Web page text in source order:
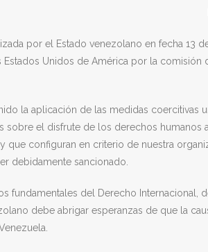
por el Estado venezolano en fecha 13
Unidos de América por la comisión
la aplicación de las medidas coercitivas
el disfrute de los derechos humanos a
que configuran en criterio de nuestra
debidamente sancionado.
fundamentales del Derecho Internacional,
debe abrigar esperanzas de que la